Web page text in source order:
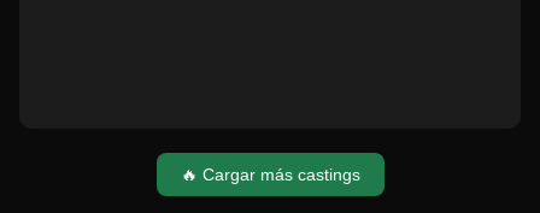
🔥 Cargar más castings